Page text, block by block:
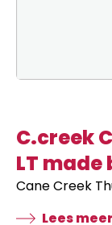
C.creek
LT made
Cane Creek
Lees